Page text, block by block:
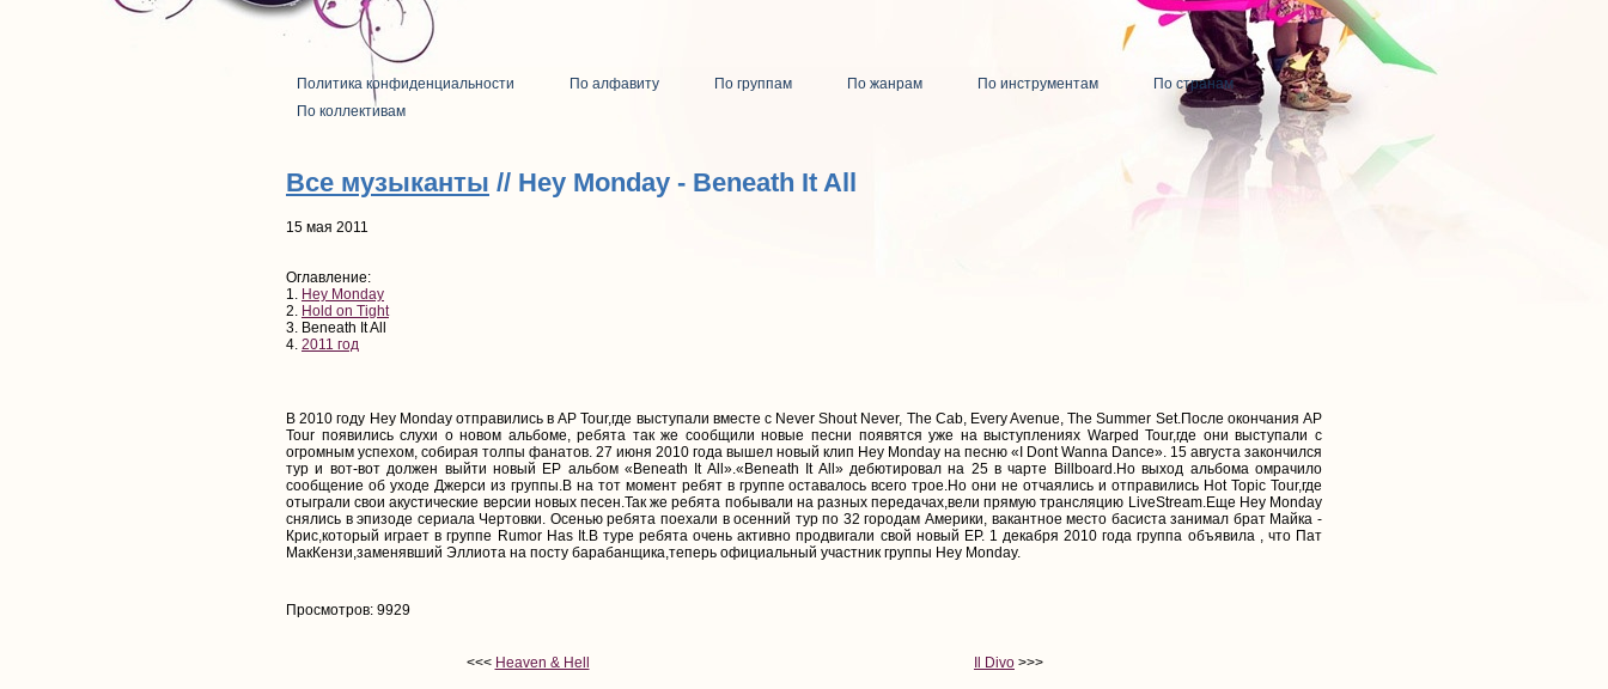
Политика конфиденциальности По алфавиту По группам По жанрам По инструментам
По странам
По коллективам
Все музыканты // Hey Monday - Beneath It All
15 мая 2011
Оглавление:
1. Hey Monday
2. Hold on Tight
3. Beneath It All
4. 2011 год
В 2010 году Hey Monday отправились в AP Tour,где выступали вместе с Never Shout Never, The Cab, Every Avenue, The Summer Set.После окончания AP
Tour появились слухи о новом альбоме, ребята так же сообщили новые песни появятся уже на выступлениях Warped Tour,где они выступали с
огромным успехом, собирая толпы фанатов. 27 июня 2010 года вышел новый клип Hey Monday на песню «I Dont Wanna Dance». 15 августа закончился
тур и вот-вот должен выйти новый EP альбом «Beneath It All».«Beneath It All» дебютировал на 25 в чарте Billboard.Но выход альбома омрачило
сообщение об уходе Джерси из группы.B на тот момент ребят в группе оставалось всего трое.Но они не отчаялись и отправились Hot Topic Tour,где
отыграли свои акустические версии новых песен.Так же ребята побывали на разных передачах,вели прямую трансляцию LiveStream.Еще Hey Monday
снялись в эпизоде сериала Чертовки. Осенью ребята поехали в осенний тур по 32 городам Америки, вакантное место басиста занимал брат Майка -
Крис,который играет в группе Rumor Has It.В туре ребята очень активно продвигали свой новый EP. 1 декабря 2010 года группа объявила , что Пат
МакКензи,заменявший Эллиота на посту барабанщика,теперь официальный участник группы Hey Monday.
Просмотров: 9929
<<< Heaven & Hell Il Divo >>>